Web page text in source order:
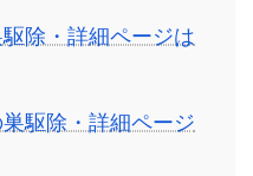
除・詳細ページは
駆除・詳細ページ